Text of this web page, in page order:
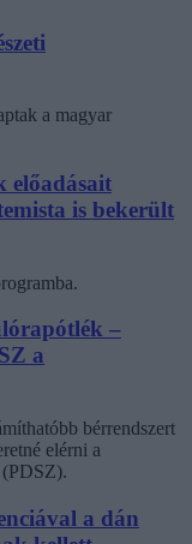
a magyar
előadásait
is bekerült
–
a
bérrendszert
elérni a
(PDSZ).
a dán